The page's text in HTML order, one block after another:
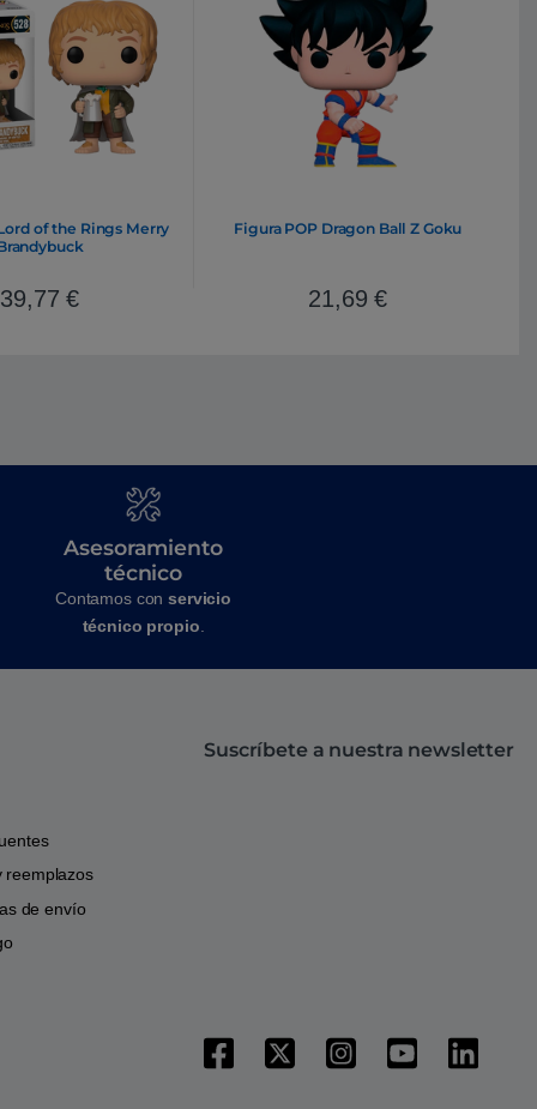
of the Rings Merry
39,77€
Figura POP Dragon Ball Z Goku
21,69€
Asesoramiento
técnico
Contamos conservicio
técnico propio
reemplazos
de envío
Suscríbete a nuestra newsletter